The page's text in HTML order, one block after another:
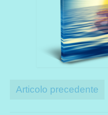
Articolo precedente